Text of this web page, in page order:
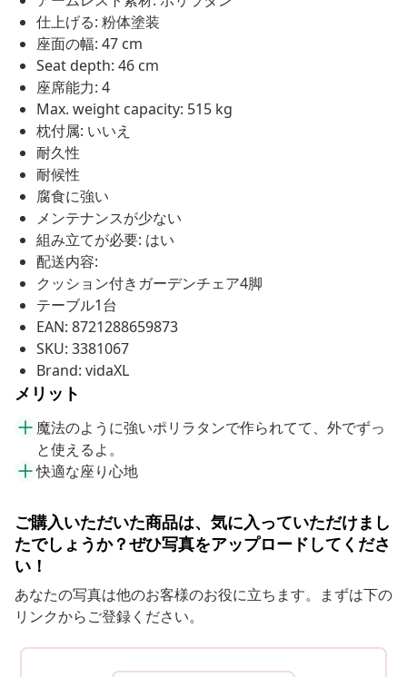
仕上げる: 粉体塗装
座面の幅: 47 cm
Seat depth: 46 cm
座席能力: 4
Max. weight capacity: 515 kg
枕付属: いいえ
耐久性
耐候性
腐食に強い
メンテナンスが少ない
組み立てが必要: はい
配送内容:
クッション付きガーデンチェア4脚
テーブル1台
EAN: 8721288659873
SKU: 3381067
Brand: vidaXL
メリット
魔法のように強いポリラタンで作られてて、外でずっ
と使えるよ。
快適な座り心地
ご購入いただいた商品は、気に入っていただけまし
たでしょうか？ぜひ写真をアップロードしてくださ
い！
あなたの写真は他のお客様のお役に立ちます。まずは下の
リンクからご登録ください。